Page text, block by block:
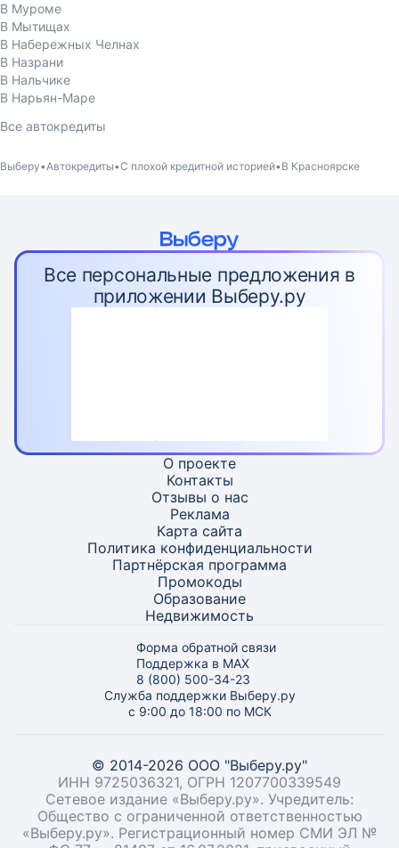
В Муроме
В Мытищах
В Набережных Челнах
В Назрани
В Нальчике
В Нарьян-Маре
Все автокредиты
Выберу Автокредиты С плохой кредитной историей В Красноярске
Все персональные предложения в
приложении Выберу.ру
О проекте
Контакты
Отзывы о нас
Реклама
Карта сайта
Политика конфиденциальности
Партнёрская программа
Промокоды
Образование
Недвижимость
Форма обратной связи
Поддержка в MAX
8 (800) 500-34-23
Служба поддержки Выберу.ру
с 9:00 до 18:00 по МСК
© 2014-2026 ООО "Выберу.ру"
ИНН 9725036321, ОГРН 1207700339549
Сетевое издание «Выберу.ру». Учредитель:
Общество с ограниченной ответственностью
«Выберу.ру». Регистрационный номер СМИ ЭЛ №